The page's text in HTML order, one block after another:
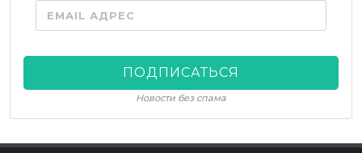
EMAIL АДРЕС
ПОДПИСАТЬСЯ
Новости без спама